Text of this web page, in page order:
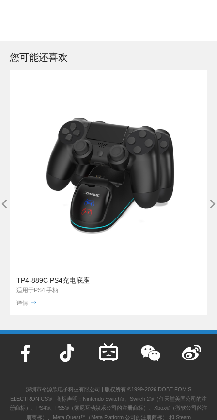
您可能还喜欢
TP4-889C PS4充电底座
适用于PS4 手柄
详情
‹ ›
深圳市裕源欣电子科技有限公司 | 版权所有 ©1999-2026 DOBE FOMIS
ELECTRONICS® | 商标声明：Nintendo Switch®、Switch 2®（任天堂美国公司的注
册商标）、PS4®、PS5®（索尼互动娱乐公司的注册商标）、Xbox®（微软公司的注
册商标）、Meta Quest™（Meta Platform 公司的注册商标） 和 Steam